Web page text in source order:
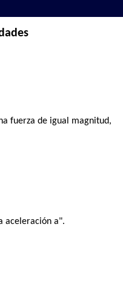
fuerza de igual magnitud,
aceleración a".